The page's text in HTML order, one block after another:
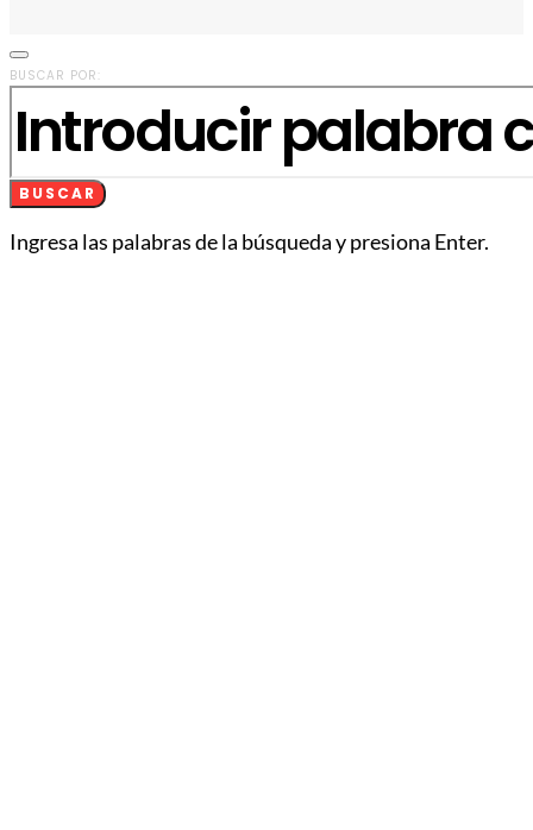
BUSCAR POR:
BUSCAR
Ingresa las palabras de la búsqueda y presiona Enter.